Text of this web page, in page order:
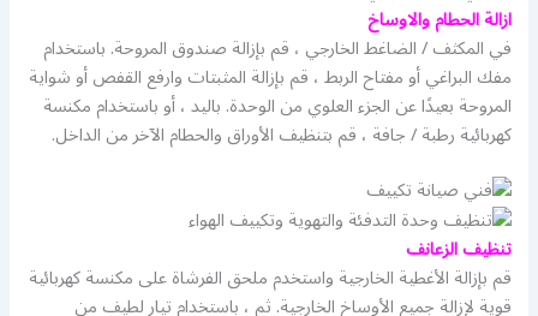
ازالة الحطام والاوساخ
في المكثف / الضاغط الخارجي ، قم بإزالة صندوق المروحة. باستخدام
مفك البراغي أو مفتاح الربط ، قم بإزالة المثبتات وارفع القفص أو شواية
المروحة بعيدًا عن الجزء العلوي من الوحدة. باليد ، أو باستخدام مكنسة
كهربائية رطبة / جافة ، قم بتنظيف الأوراق والحطام الآخر من الداخل.
تنظيف الزعانف
قم بإزالة الأغطية الخارجية واستخدم ملحق الفرشاة على مكنسة كهربائية
قوية لإزالة جميع الأوساخ الخارجية. ثم ، باستخدام تيار لطيف من